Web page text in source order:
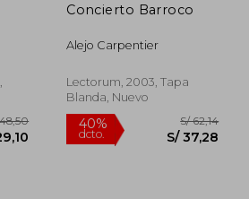
Concierto Barroco
Alejo Carpentier
Lectorum, 2003, Tapa
Blanda, Nuevo